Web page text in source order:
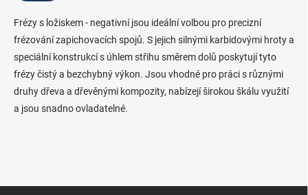
Frézy s ložiskem - negativní jsou ideální volbou pro precizní
frézování zapichovacích spojů. S jejich silnými karbidovými hroty a
speciální konstrukcí s úhlem střihu směrem dolů poskytují tyto
frézy čistý a bezchybný výkon. Jsou vhodné pro práci s různými
druhy dřeva a dřevěnými kompozity, nabízejí širokou škálu využití
a jsou snadno ovladatelné.